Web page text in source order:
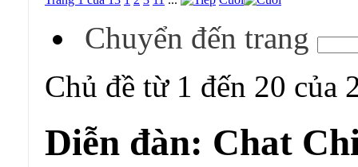
Chuyển đến trang
Chủ đề từ 1 đến 20 của
Diễn đàn: Chat